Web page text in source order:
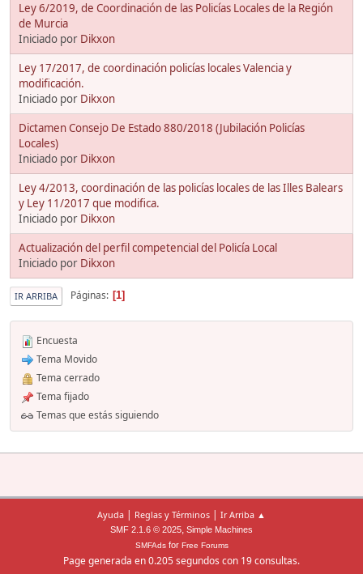
Ley 6/2019, de Coordinación de las Policías Locales de la Región
de Murcia
Iniciado por Dikxon
Ley 17/2017, de coordinación policías locales Valencia y
modificación.
Iniciado por Dikxon
Dictamen Consejo De Estado 880/2018 (Jubilación Policías
Locales)
Iniciado por Dikxon
Ley 4/2013, coordinación de las policías locales de las Illes Balears
y Ley 11/2017 que modifica.
Iniciado por Dikxon
Actualización del perfil competencial del Policía Local
Iniciado por Dikxon
IR ARRIBA Páginas 1
Encuesta
Tema Movido
Tema cerrado
Tema fijado
Temas que estás siguiendo
Ayuda | Reglas y Términos | Ir Arriba ▲
SMF 2.1.6 © 2025, Simple Machines
SMFAdsfor Free Forums
Page generada en 0.205 segundos con 19 consultas.